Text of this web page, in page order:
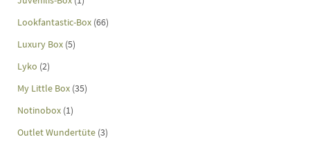
Lookfantastic-Box (66)
Luxury Box (5)
Lyko (2)
My Little Box (35)
Notinobox (1)
Outlet Wundertüte (3)